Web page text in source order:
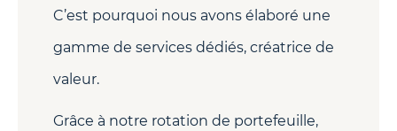
C’est pourquoi nous avons élaboré une
gamme de services dédiés, créatrice de
valeur.
Grâce à notre rotation de portefeuille,